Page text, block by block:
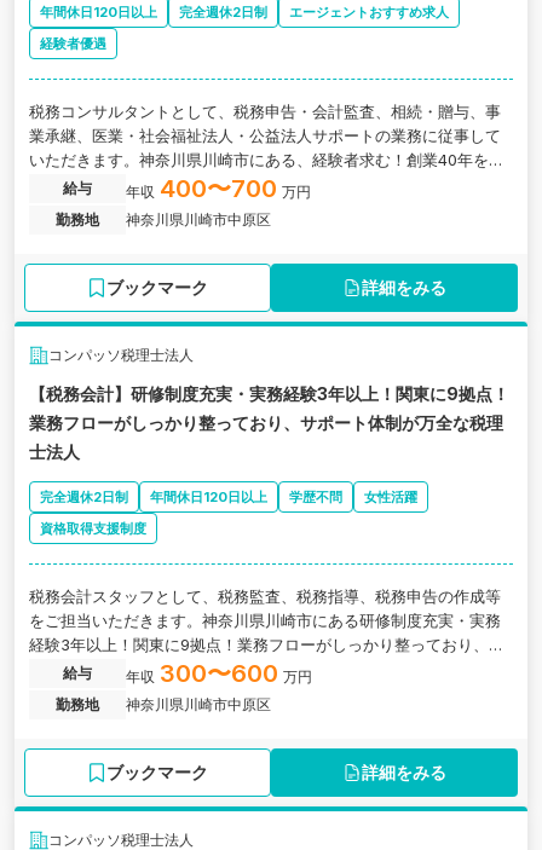
年間休日120日以上 完全週休2日制
エージェントおすすめ求人
経験者優遇
税務コンサルタントとして、税務申告・会計監査、相続・贈与、事
業承継、医業・社会福祉法人・公益法人サポートの業務に従事して
いただきます。神奈川県川崎市にある、経験者求む！創業40年を超
えるノウハウをもつ税理士法人の求人です。
給与 年収 400〜700 万円
勤務地
神奈川県川崎市中原区
ブックマーク 詳細をみる
コンパッソ税理士法人
【税務会計】研修制度充実・実務経験3年以上！関東に9拠点！
業務フローがしっかり整っており、サポート体制が万全な税理
士法人
完全週休2日制 年間休日120日以上 学歴不問
女性活躍
資格取得支援制度
税務会計スタッフとして、税務監査、税務指導、税務申告の作成等
をご担当いただきます。神奈川県川崎市にある研修制度充実・実務
経験3年以上！関東に9拠点！業務フローがしっかり整っており、サ
ポート体制が万全な税理士法人の求人です。
給与 年収 300〜600 万円
勤務地
神奈川県川崎市中原区
ブックマーク 詳細をみる
コンパッソ税理士法人